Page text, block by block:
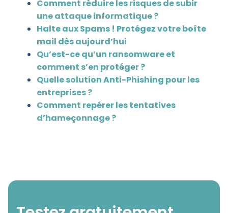
Comment réduire les risques de subir
une attaque informatique ?
Halte aux Spams ! Protégez votre boîte
mail dès aujourd’hui
Qu’est-ce qu’un ransomware et
comment s’en protéger ?
Quelle solution Anti-Phishing pour les
entreprises ?
Comment repérer les tentatives
d’hameçonnage ?